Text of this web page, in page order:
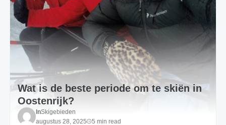
Wat is de beste periode om te skiën in
Oostenrijk?
InSkigebieden
augustus 28, 2025
5 min read